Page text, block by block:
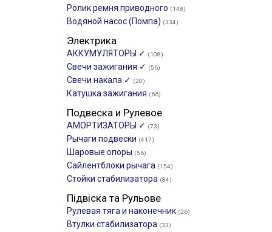
Ролик ремня приводного (148)
Водяной насос (Помпа) (334)
Электрика
АККУМУЛЯТОРЫ ✓ (108)
Свечи зажигания ✓ (56)
Свечи накала ✓ (20)
Катушка зажигания (66)
Подвеска и Рулевое
АМОРТИЗАТОРЫ ✓ (73)
Рычаги подвески (417)
Шаровые опоры (56)
Сайлентблоки рычага (154)
Стойки стабилизатора (84)
Підвіска та Рульове
Рулевая тяга и наконечник (26)
Втулки стабилизатора (33)